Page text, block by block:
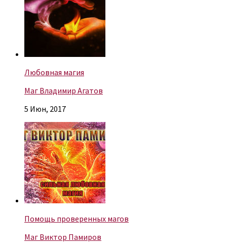
Любовная магия
Маг Владимир Агатов
5 Июн, 2017
Помощь проверенных магов
Маг Виктор Памиров